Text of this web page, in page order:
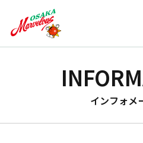
インフォメ